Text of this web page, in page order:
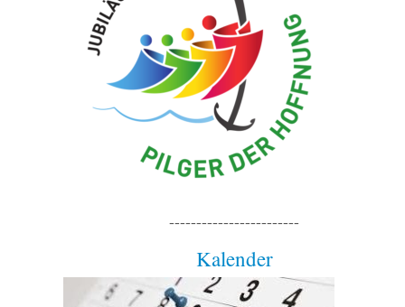
------------------------
Kalender